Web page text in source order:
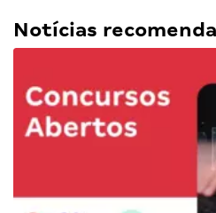
Notícias